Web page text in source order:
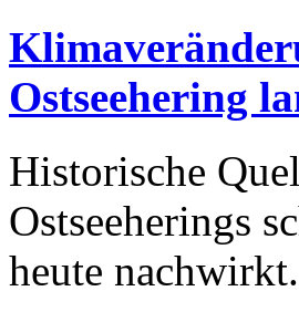
Ostseehering
Historische
Ostseeherings
heute nachwirkt.